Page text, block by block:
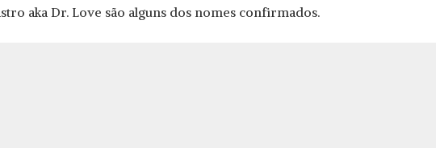
aka Dr. Love são alguns dos nomes confirmados.